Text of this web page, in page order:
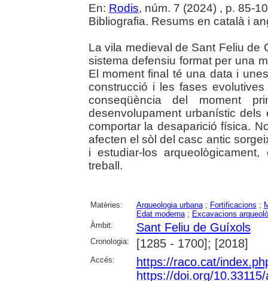
En: Rodis, núm. 7 (2024) , p. 85-
Bibliografia. Resums en català i
La vila medieval de Sant Feliu de
sistema defensiu format per una
El moment final té una data i
construcció i les fases
conseqüència del moment
desenvolupament urbanístic
comportar la desaparició física.
afecten el sòl del casc antic
i estudiar-los
treball.
Matèries: Arqueologia urbana; Fortificacions ;
Edat moderna; Excavacions
Àmbit:
Sant Feliu de Guíxols
Cronologia: [1285 - 1700]; [2018]
Accés:
https://raco.cat/
https://doi.org/